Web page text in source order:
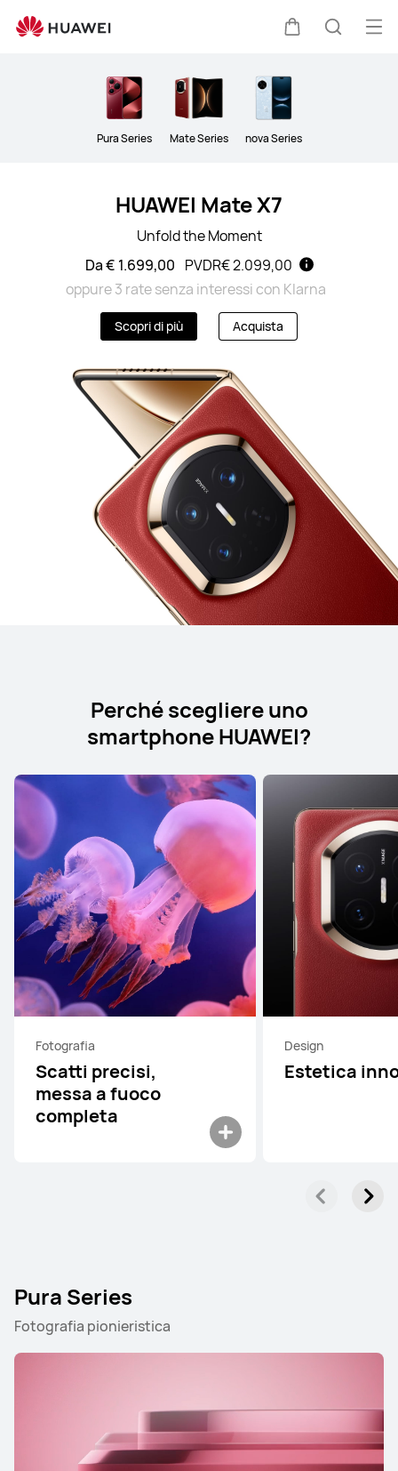
Apri
Pura Series Mate Series nova Series
HUAWEI Mate X7
Unfold the Moment
Da € 1.699,00 PVDR€ 2.099,00
oppure 3 rate senza interessi con Klarna
Scopri di più Acquista
Perché scegliere uno
smartphone HUAWEI?
Fotografia
Scatti precisi,
messa a fuoco
completa
Design
Estetica
Pura Series
Fotografia pionieristica